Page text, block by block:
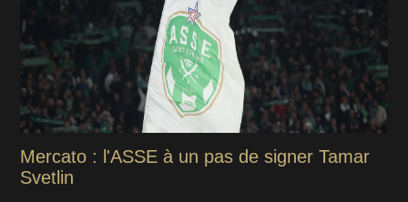
Mercato : l'ASSE à un pas de signer Tamar
Svetlin